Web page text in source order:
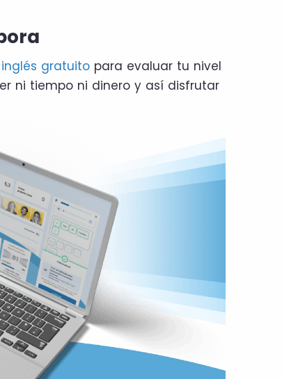
gratuito para evaluar tu nivel
ni tiempo ni dinero y así disfrutar